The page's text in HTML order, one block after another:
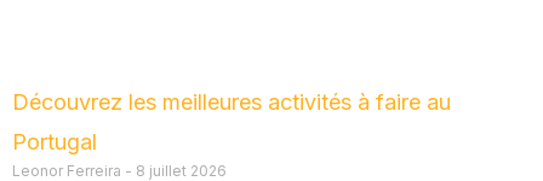
Découvrez les meilleures activités à faire au
Portugal
Leonor Ferreira 8 juillet 2026